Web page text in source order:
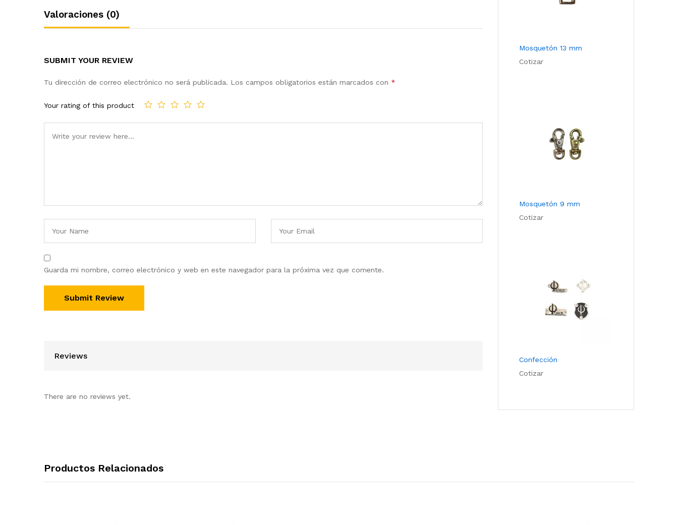
Valoraciones (0)
SUBMIT YOUR REVIEW
Tu dirección de correo electrónico no será publicada. Los campos obligatorios están marcados con *
Your rating of this product
Guarda mi nombre, correo electrónico y web en este navegador para la próxima vez que comente.
Reviews
There are no reviews yet.
Mosquetón 13 mm
Cotizar
Mosquetón 9 mm
Cotizar
Confección
Cotizar
Productos Relacionados